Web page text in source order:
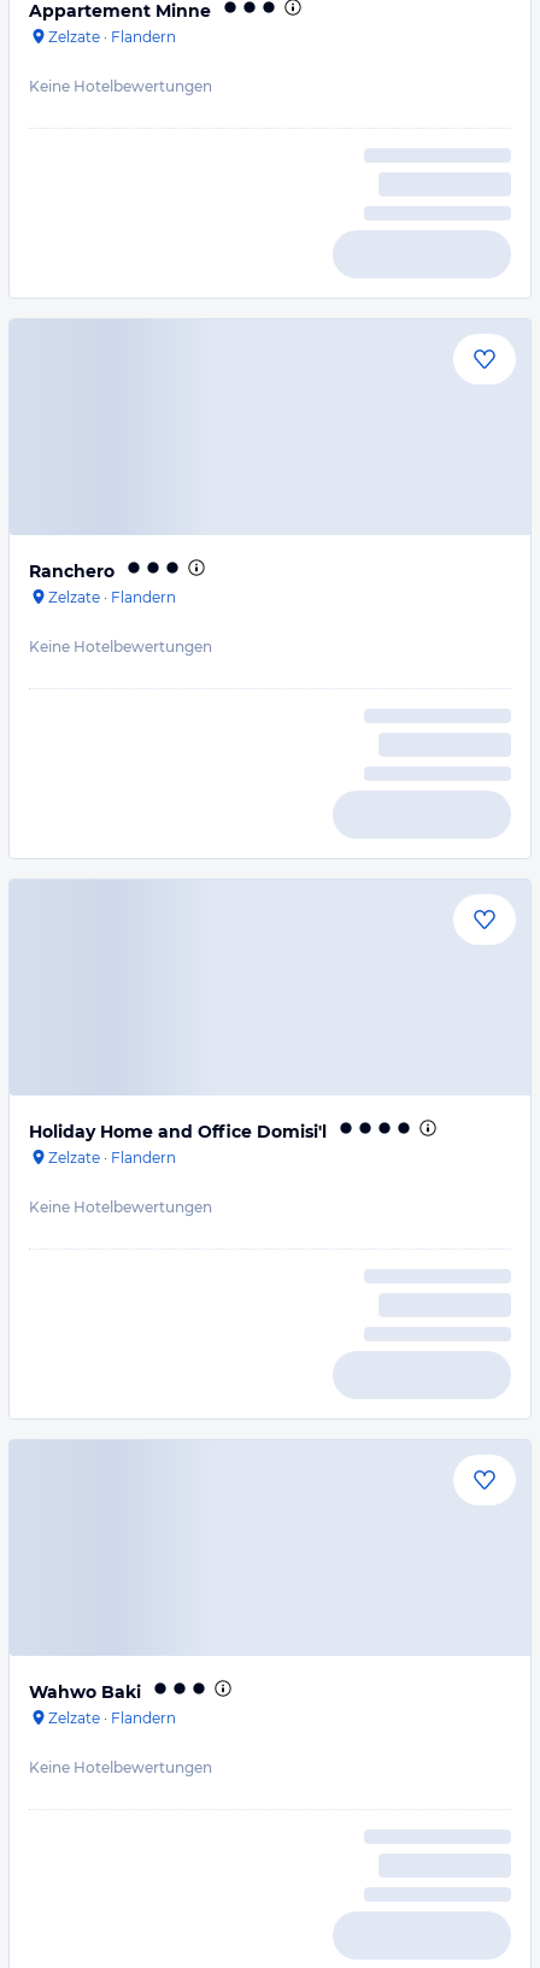
Appartement Minne
Zelzate · Flandern
Keine Hotelbewertungen
Ranchero
Zelzate · Flandern
Keine Hotelbewertungen
Holiday Home and Office Domisi'l
Zelzate · Flandern
Keine Hotelbewertungen
Wahwo Baki
Zelzate · Flandern
Keine Hotelbewertungen